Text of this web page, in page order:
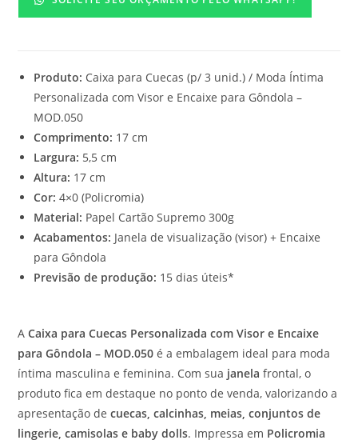
Produto: Caixa para Cuecas (p/ 3 unid.) / Moda Íntima
Personalizada com Visor e Encaixe para Gôndola –
MOD.050
Comprimento: 17 cm
Largura: 5,5 cm
Altura: 17 cm
Cor: 4×0 (Policromia)
Material: Papel Cartão Supremo 300g
Acabamentos: Janela de visualização (visor) + Encaixe
para Gôndola
Previsão de produção: 15 dias úteis*
ACaixa para Cuecas Personalizada com Visor e Encaixe
para Gôndola – MOD.050 é a embalagem ideal para moda
íntima masculina e feminina. Com sua janela frontal, o
produto fica em destaque no ponto de venda, valorizando a
apresentação decuecas, calcinhas, meias, conjuntos de
lingerie, camisolas e baby dolls. Impressa em Policromia